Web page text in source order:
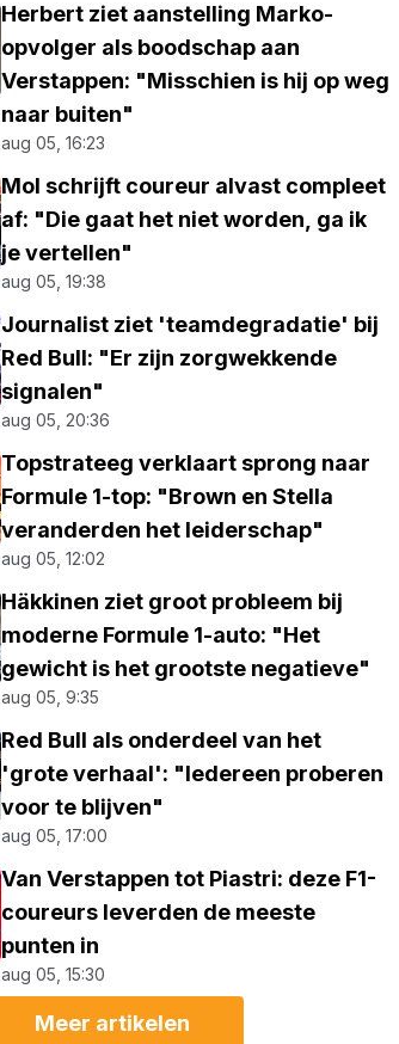
Herbert ziet aanstelling Marko-
opvolger als boodschap aan
Verstappen: "Misschien is hij op weg
naar buiten"
aug 05, 16:23
Mol schrijft coureur alvast compleet
af: "Die gaat het niet worden, ga ik
je vertellen"
aug 05, 19:38
Journalist ziet 'teamdegradatie' bij
Red Bull: "Er zijn zorgwekkende
signalen"
aug 05, 20:36
Topstrateeg verklaart sprong naar
Formule 1-top: "Brown en Stella
veranderden het leiderschap"
aug 05, 12:02
Häkkinen ziet groot probleem bij
moderne Formule 1-auto: "Het
gewicht is het grootste negatieve"
aug 05, 9:35
Red Bull als onderdeel van het
'grote verhaal': "Iedereen proberen
voor te blijven"
aug 05, 17:00
Van Verstappen tot Piastri: deze F1-
coureurs leverden de meeste
punten in
aug 05, 15:30
Meer artikelen